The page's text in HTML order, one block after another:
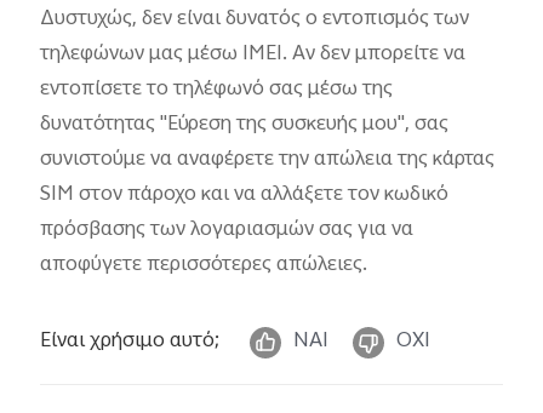
Δυστυχώς, δεν είναι δυνατός ο εντοπισμός των
τηλεφώνων μας μέσω IMEI. Αν δεν μπορείτε να
εντοπίσετε το τηλέφωνό σας μέσω της
δυνατότητας "Εύρεση της συσκευής μου", σας
συνιστούμε να αναφέρετε την απώλεια της κάρτας
SIM στον πάροχο και να αλλάξετε τον κωδικό
πρόσβασης των λογαριασμών σας για να
αποφύγετε περισσότερες απώλειες.
Είναι χρήσιμο αυτό; ΝΑΙ ΟΧΙ